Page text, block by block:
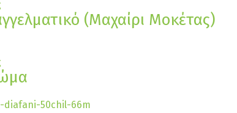
(Μαχαίρι Μοκέτας)